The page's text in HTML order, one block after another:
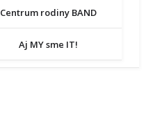
Centrum rodiny BAND
Aj MY sme IT!